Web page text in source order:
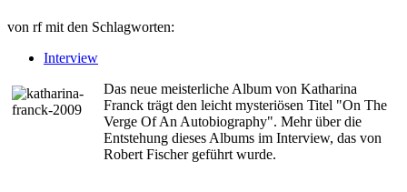
von rf mit den Schlagworten:
Interview
Das neue meisterliche Album von Katharina
Franck trägt den leicht mysteriösen Titel "On The
Verge Of An Autobiography". Mehr über die
Entstehung dieses Albums im Interview, das von
Robert Fischer geführt wurde.